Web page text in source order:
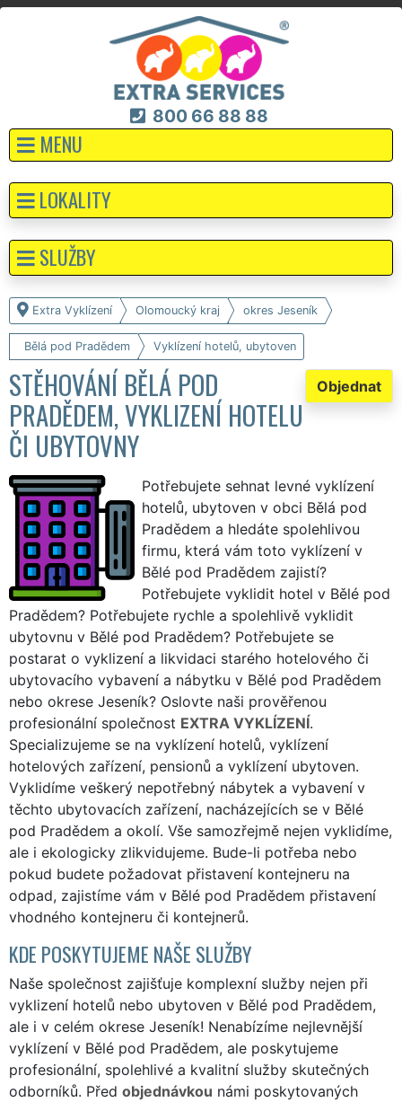
800 66 88 88
MENU
Extra Vyklízení Olomoucký kraj okres Jeseník
Bělá pod Pradědem Vyklízení hotelů, ubytoven
Objednat
STĚHOVÁNÍ BĚLÁ POD
PRADĚDEM, VYKLIZENÍ HOTELU
ČI UBYTOVNY
Potřebujete sehnat levné vyklízení
hotelů, ubytoven v obci Bělá pod
Pradědem a hledáte spolehlivou
firmu, která vám toto vyklízení v
Bělé pod Pradědem zajistí?
Potřebujete vyklidit hotel v Bělé pod
Pradědem? Potřebujete rychle a spolehlivě vyklidit
ubytovnu v Bělé pod Pradědem? Potřebujete se
postarat o vyklizení a likvidaci starého hotelového či
ubytovacího vybavení a nábytku v Bělé pod Pradědem
nebo okrese Jeseník? Oslovte naši prověřenou
profesionální společnost EXTRA VYKLÍZENÍ.
Specializujeme se na vyklízení hotelů, vyklízení
hotelových zařízení, pensionů a vyklízení ubytoven.
Vyklidíme veškerý nepotřebný nábytek a vybavení v
těchto ubytovacích zařízení, nacházejících se v Bělé
pod Pradědem a okolí. Vše samozřejmě nejen vyklidíme,
ale i ekologicky zlikvidujeme. Bude-li potřeba nebo
pokud budete požadovat přistavení kontejneru na
odpad, zajistíme vám v Bělé pod Pradědem přistavení
vhodného kontejneru či kontejnerů.
KDE POSKYTUJEME NAŠE SLUŽBY
Naše společnost zajišťuje komplexní služby nejen při
vyklizení hotelů nebo ubytoven v Bělé pod Pradědem,
ale i v celém okrese Jeseník! Nenabízíme nejlevnější
vyklízení v Bělé pod Pradědem, ale poskytujeme
profesionální, spolehlivé a kvalitní služby skutečných
odborníků. Před objednávkou námi poskytovaných
LOKALITY
SLUŽBY